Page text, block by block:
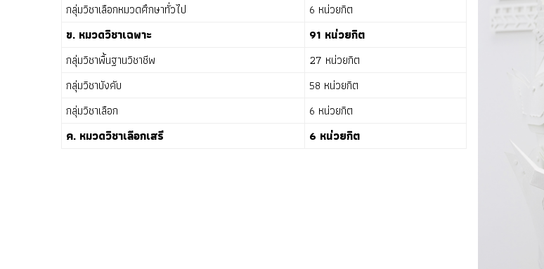
กลุ่มวิชาเลือกหมวดศึกษาทั่วไป
6 หน่วยกิต
ข. หมวดวิชาเฉพาะ
91 หน่วยกิต
กลุ่มวิชาพื้นฐานวิชาชีพ
27 หน่วยกิต
กลุ่มวิชาบังคับ
58 หน่วยกิต
กลุ่มวิชาเลือก
6 หน่วยกิต
ค. หมวดวิชาเลือกเสรี
6 หน่วยกิต